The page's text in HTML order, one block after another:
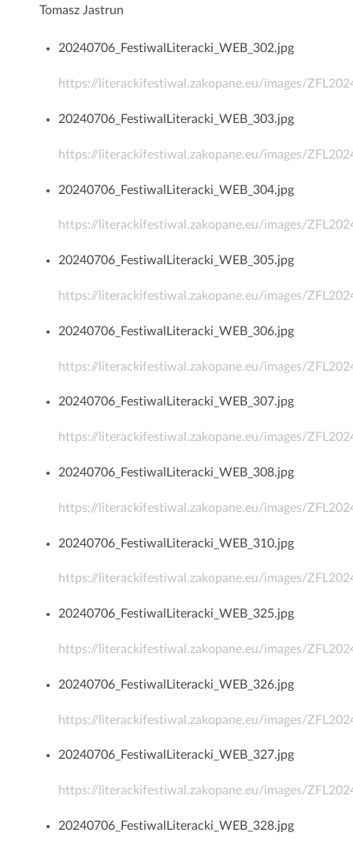
Tomasz Jastrun
20240706_FestiwalLiteracki_WEB_302.jpg
https://literackifestiwal.zakopane.eu/images/
20240706_FestiwalLiteracki_WEB_303.jpg
https://literackifestiwal.zakopane.eu/images/
20240706_FestiwalLiteracki_WEB_304.jpg
https://literackifestiwal.zakopane.eu/images/
20240706_FestiwalLiteracki_WEB_305.jpg
https://literackifestiwal.zakopane.eu/images/
20240706_FestiwalLiteracki_WEB_306.jpg
https://literackifestiwal.zakopane.eu/images/
20240706_FestiwalLiteracki_WEB_307.jpg
https://literackifestiwal.zakopane.eu/images/
20240706_FestiwalLiteracki_WEB_308.jpg
https://literackifestiwal.zakopane.eu/images/
20240706_FestiwalLiteracki_WEB_310.jpg
https://literackifestiwal.zakopane.eu/images/
20240706_FestiwalLiteracki_WEB_325.jpg
https://literackifestiwal.zakopane.eu/images/
20240706_FestiwalLiteracki_WEB_326.jpg
https://literackifestiwal.zakopane.eu/images/
20240706_FestiwalLiteracki_WEB_327.jpg
https://literackifestiwal.zakopane.eu/images/
20240706_FestiwalLiteracki_WEB_328.jpg